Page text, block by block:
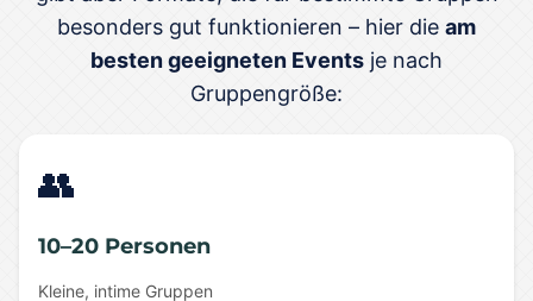
besonders gut funktionieren – hier die am
besten geeigneten Events je nach
Gruppengröße:
👥
10–20 Personen
Kleine, intime Gruppen